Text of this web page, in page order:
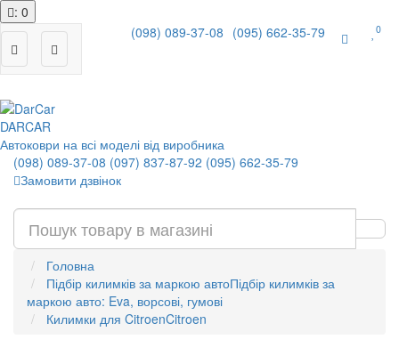
: 0
(098) 089-37-08 (095) 662-35-79 0
DARCAR
Автоковри на всі моделі від виробника
(098) 089-37-08 (097) 837-87-92 (095) 662-35-79
Замовити дзвінок
Головна
Підбір килимків за маркою автоПідбір килимків за
маркою авто: Eva, ворсові, гумові
Килимки для CitroenCitroen